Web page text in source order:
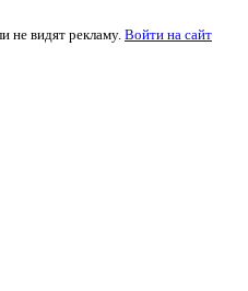
не видят рекламу. Войти на сайт